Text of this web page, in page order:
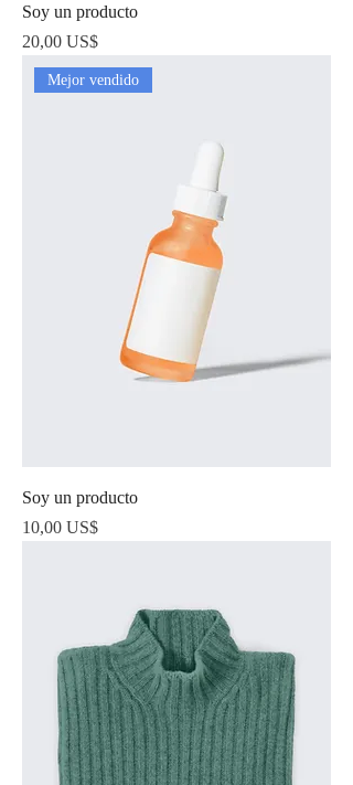
Soy un producto
Precio
20,00 US$
Mejor vendido
Soy un producto
Precio
10,00 US$